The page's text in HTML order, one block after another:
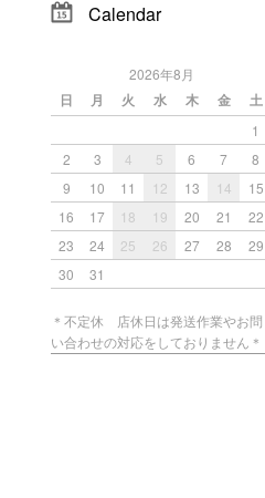
Calendar
2026年8月
日 月 火 水 木 金 土
1
2
3 4 5 6 7
8
9
10 11 12 13 14
15
16
17 18 19 20 21
22
23
24 25 26 27 28
29
30
31
＊不定休 店休日は発送作業やお問
い合わせの対応をしておりません＊